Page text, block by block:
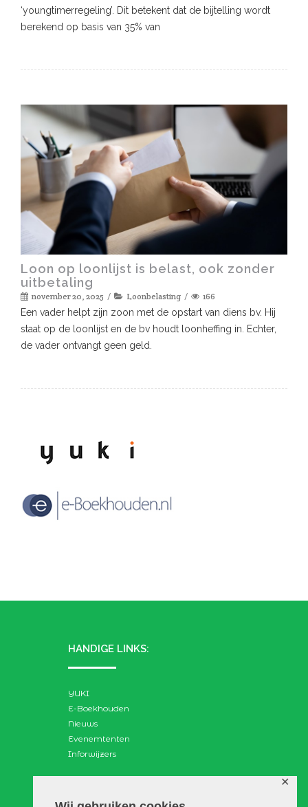
✕
‘youngtimerregeling’. Dit betekent dat de bijtelling wordt
berekend op basis van 35% van
Loon op loonlijst is belast, ook zonder
uitbetaling
november 20, 2025 Loonbelasting 166
Een vader helpt zijn zoon met de opstart van diens bv. Hij
staat op de loonlijst en de bv houdt loonheffing in. Echter,
de vader ontvangt geen geld.
HANDIGE LINKS:
YUKI
E-Boekhouden
Nieuws
Evenemtenten
Inforwijzers